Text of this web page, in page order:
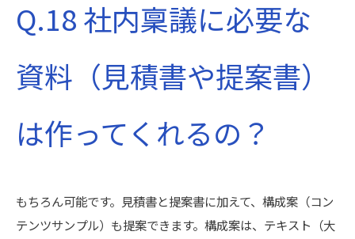
Q.18 社内稟議に必要な
資料（見積書や提案書）
は作ってくれるの？
もちろん可能です。見積書と提案書に加えて、構成案（コン
テンツサンプル）も提案できます。構成案は、テキスト（大